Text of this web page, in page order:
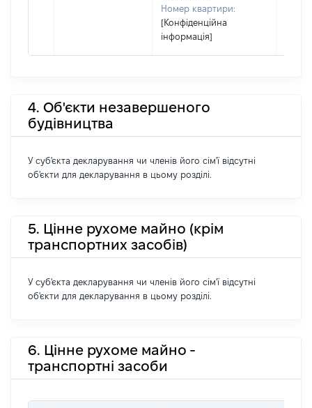
Номер квартири:
[Конфіденційна
інформація]
4. Об'єкти незавершеного
будівництва
У суб'єкта декларування чи членів його сім'ї відсутні
об'єкти для декларування в цьому розділі.
5. Цінне рухоме майно (крім
транспортних засобів)
У суб'єкта декларування чи членів його сім'ї відсутні
об'єкти для декларування в цьому розділі.
6. Цінне рухоме майно -
транспортні засоби